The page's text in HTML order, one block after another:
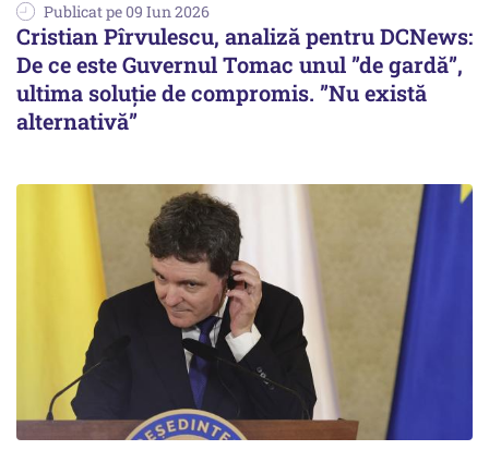
Publicat pe 09 Iun 2026
Cristian Pîrvulescu, analiză pentru DCNews:
De ce este Guvernul Tomac unul ”de gardă”,
ultima soluție de compromis. ”Nu există
alternativă”